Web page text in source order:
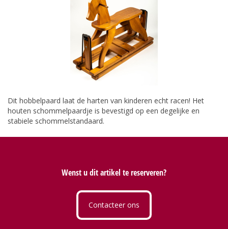
Dit hobbelpaard laat de harten van kinderen echt racen! Het
houten schommelpaardje is bevestigd op een degelijke en
stabiele schommelstandaard.
Wenst u dit artikel te reserveren?
Contacteer ons